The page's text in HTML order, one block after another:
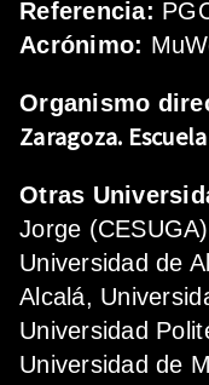
Referencia:
Acrónimo:
Organismo
Zaragoza.
Otras
Jorge
Universidad de
Alcalá,
Universidad
Universidad de